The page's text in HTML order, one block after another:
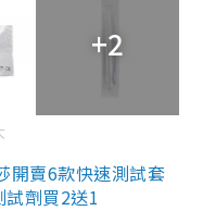
+2
開賣6款快速測試套
劑買2送1